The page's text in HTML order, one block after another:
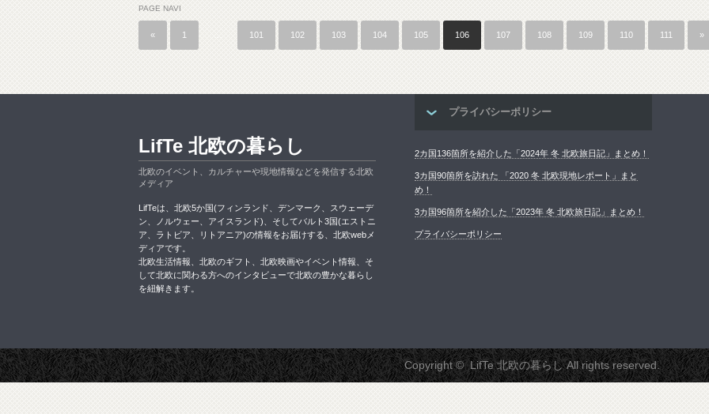
PAGE NAVI
« 1 101 102 103 104 105 106 107 108 109 110 111 »
プライバシーポリシー
2カ国136箇所を紹介した「2024年 冬 北欧旅日記」まとめ！
3カ国90箇所を訪れた 「2020 冬 北欧現地レポート」まと
め！
3カ国96箇所を紹介した「2023年 冬 北欧旅日記」まとめ！
プライバシーポリシー
LifTe 北欧の暮らし
北欧のイベント、カルチャーや現地情報などを発信する北欧
メディア
LifTeは、北欧5か国(フィンランド、デンマーク、スウェーデ
ン、ノルウェー、アイスランド)、そしてバルト3国(エストニ
ア、ラトビア、リトアニア)の情報をお届けする、北欧webメ
ディアです。
北欧生活情報、北欧のギフト、北欧映画やイベント情報、そ
して北欧に関わる方へのインタビューで北欧の豊かな暮らし
を紐解きます。
Copyright ©LifTe 北欧の暮らしAll rights reserved.